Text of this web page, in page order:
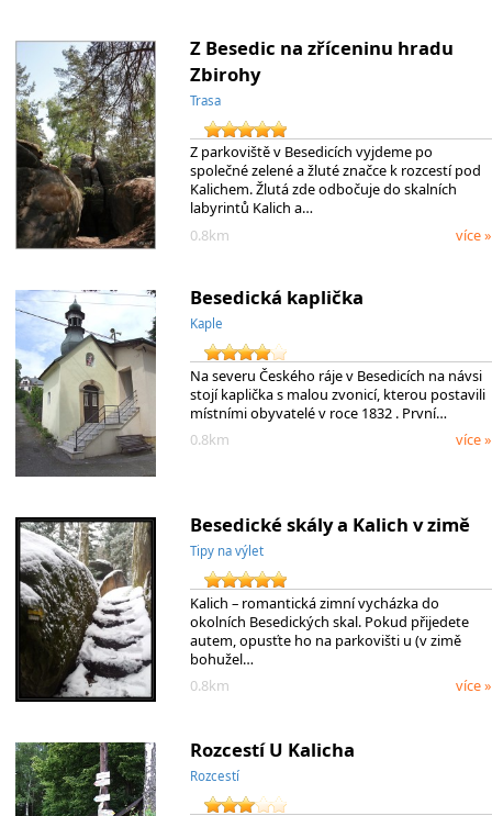
Z Besedic na zříceninu hradu
Zbirohy
Trasa
Z parkoviště v Besedicích vyjdeme po
společné zelené a žluté značce k rozcestí pod
Kalichem. Žlutá zde odbočuje do skalních
labyrintů Kalich a…
0.8km
více »
Besedická kaplička
Kaple
Na severu Českého ráje v Besedicích na návsi
stojí kaplička s malou zvonicí, kterou postavili
místními obyvatelé v roce 1832 . První…
0.8km
více »
Besedické skály a Kalich v zimě
Tipy na výlet
Kalich – romantická zimní vycházka do
okolních Besedických skal. Pokud přijedete
autem, opusťte ho na parkovišti u (v zimě
bohužel…
0.8km
více »
Rozcestí U Kalicha
Rozcestí